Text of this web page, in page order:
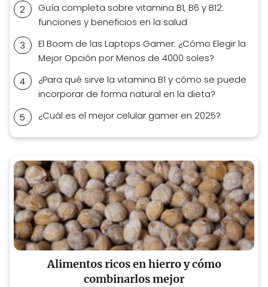
Guía completa sobre vitamina B1, B6 y B12:
funciones y beneficios en la salud
El Boom de las Laptops Gamer: ¿Cómo Elegir la
Mejor Opción por Menos de 4000 soles?
¿Para qué sirve la vitamina B1 y cómo se puede
incorporar de forma natural en la dieta?
¿Cuál es el mejor celular gamer en 2025?
Alimentos ricos en hierro y cómo
combinarlos mejor